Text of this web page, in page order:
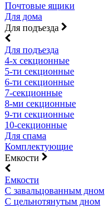
Почтовые ящики
Для дома
Для подъезда
Для подъезда
4-х секционные
5-ти секционные
6-ти секционные
7-секционные
8-ми секционные
9-ти секционные
10-секционные
Для спама
Комплектующие
Емкости
Емкости
С завальцованным дном
С цельнотянутым дном